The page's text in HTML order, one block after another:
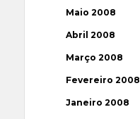
Maio 2008
Abril 2008
Março 2008
Fevereiro 2008
Janeiro 2008